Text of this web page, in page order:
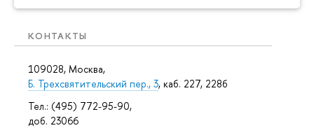
КОНТАКТЫ
109028, Москва,
Б. Трехсвятительский пер., 3, каб. 227, 228б
Тел.: (495) 772-95-90,
доб. 23066